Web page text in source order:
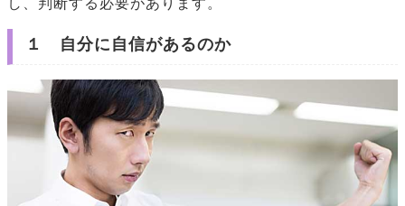
１ 自分に自信があるのか